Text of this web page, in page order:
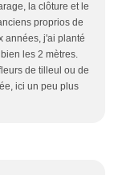
la clôture et le
proprios de
années, j'ai planté
les 2 mètres.
de tilleul ou de
ici un peu plus